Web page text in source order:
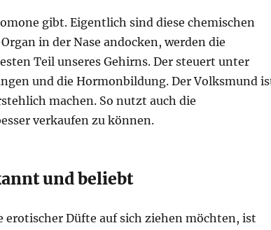
gibt. Eigentlich sind diese chemischen
in der Nase andocken, werden die
Teil unseres Gehirns. Der steuert unter
und die Hormonbildung. Der Volksmund
machen. So nutzt auch die
verkaufen zu können.
und beliebt
Düfte auf sich ziehen möchten, ist